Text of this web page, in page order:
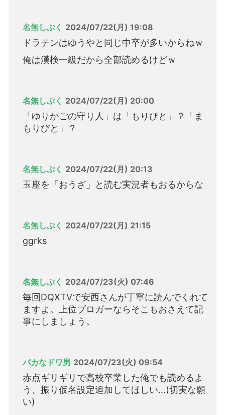
名無しぷく 2024/07/22(月) 19:08
ドラテンはゆうやと同じ中卒が多いからねｗ
俺は漢検一級だから全部読めるけどｗ
名無しぷく 2024/07/22(月) 20:00
「ゆりかごの守り人」は「もりびと」？「ま
もりびと」？
名無しぷく 2024/07/22(月) 20:13
玉座を「おうざ」と読む実況者もおるからな
名無しぷく 2024/07/22(月) 21:15
ggrks
名無しぷく 2024/07/23(火) 07:46
毎回DQXTVで安西さんが丁寧に読んでくれて
ますよ。上位ブロガーならそこもおさえて記
事にしましょう。
バカなドワ男 2024/07/23(火) 09:54
赤点ギリギリで高校卒業した俺でも読めるよ
う、振り仮名設定追加してほしい…(切実な願
い)